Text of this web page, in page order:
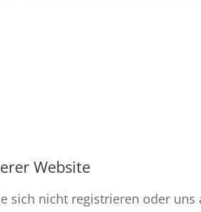
Website
sich nicht registrieren oder